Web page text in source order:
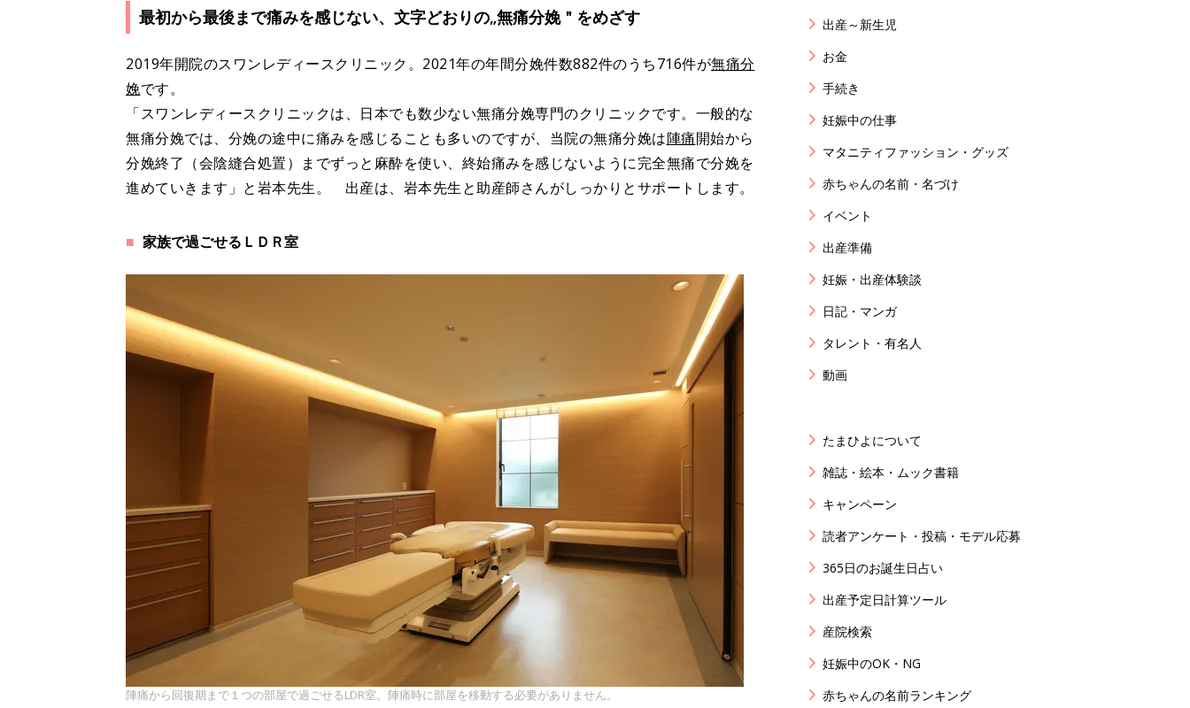
最初から最後まで痛みを感じない、文字どおりの„無痛分娩＂をめざす
2019年開院のスワンレディースクリニック。2021年の年間分娩件数882件のうち716件が無痛分
娩です。
「スワンレディースクリニックは、日本でも数少ない無痛分娩専門のクリニックです。一般的な
無痛分娩では、分娩の途中に痛みを感じることも多いのですが、当院の無痛分娩は陣痛開始から
分娩終了（会陰縫合処置）までずっと麻酔を使い、終始痛みを感じないように完全無痛で分娩を
進めていきます」と岩本先生。 出産は、岩本先生と助産師さんがしっかりとサポートします。
家族で過ごせるＬＤＲ室
陣痛から回復期まで１つの部屋で過ごせるLDR室。陣痛時に部屋を移動する必要がありません。
出産～新生児
お金
手続き
妊娠中の仕事
マタニティファッション・グッズ
赤ちゃんの名前・名づけ
イベント
出産準備
妊娠・出産体験談
日記・マンガ
タレント・有名人
動画
たまひよについて
雑誌・絵本・ムック書籍
キャンペーン
読者アンケート・投稿・モデル応募
365日のお誕生日占い
出産予定日計算ツール
産院検索
妊娠中のOK・NG
赤ちゃんの名前ランキング